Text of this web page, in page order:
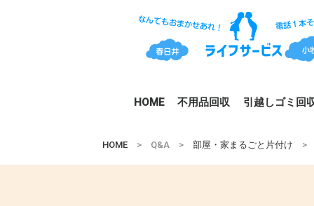
HOME 不用品回収 引越しゴミ回
HOME > Q&A > 部屋・家まるごと片付け >